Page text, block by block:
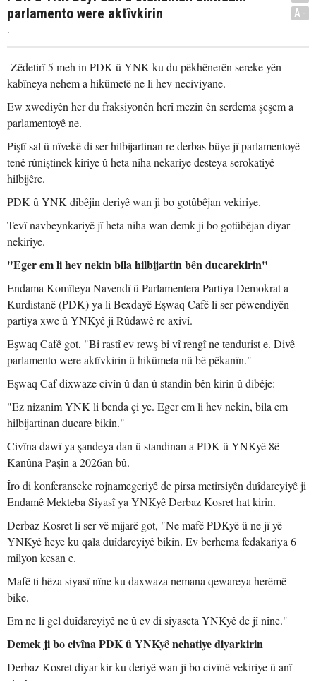
parlamento were aktîvkirin
.
A-
Zêdetirî 5 meh in PDK û YNK ku du pêkhênerên sereke yên
kabîneya nehem a hikûmetê ne li hev neciviyane.
Ew xwediyên her du fraksiyonên herî mezin ên serdema şeşem a
parlamentoyê ne.
Piştî sal û nîvekê di ser hilbijartinan re derbas bûye jî parlamentoyê
tenê rûniştinek kiriye û heta niha nekariye desteya serokatiyê
hilbijêre.
PDK û YNK dibêjin deriyê wan ji bo gotûbêjan vekiriye.
Tevî navbeynkariyê jî heta niha wan demk ji bo gotûbêjan diyar
nekiriye.
"Eger em li hev nekin bila hilbijartin bên ducarekirin"
Endama Komîteya Navendî û Parlamentera Partiya Demokrat a
Kurdistanê (PDK) ya li Bexdayê Eşwaq Cafê li ser pêwendiyên
partiya xwe û YNKyê ji Rûdawê re axivî.
Eşwaq Cafê got, "Bi rastî ev rewş bi vî rengî ne tendurist e. Divê
parlamento were aktîvkirin û hikûmeta nû bê pêkanîn."
Eşwaq Caf dixwaze civîn û dan û standin bên kirin û dibêje:
"Ez nizanim YNK li benda çi ye. Eger em li hev nekin, bila em
hilbijartinan ducare bikin."
Civîna dawî ya şandeya dan û standinan a PDK û YNKyê 8ê
Kanûna Paşîn a 2026an bû.
Îro di konferanseke rojnamegeriyê de pirsa metirsiyên duîdareyiyê ji
Endamê Mekteba Siyasî ya YNKyê Derbaz Kosret hat kirin.
Derbaz Kosret li ser vê mijarê got, "Ne mafê PDKyê û ne jî yê
YNKyê heye ku qala duîdareyiyê bikin. Ev berhema fedakariya 6
milyon kesan e.
Mafê ti hêza siyasî nîne ku daxwaza nemana qewareya herêmê
bike.
Em ne li gel duîdareyiyê ne û ev di siyaseta YNKyê de jî nîne."
Demek ji bo civîna PDK û YNKyê nehatiye diyarkirin
Derbaz Kosret diyar kir ku deriyê wan ji bo civînê vekiriye û anî